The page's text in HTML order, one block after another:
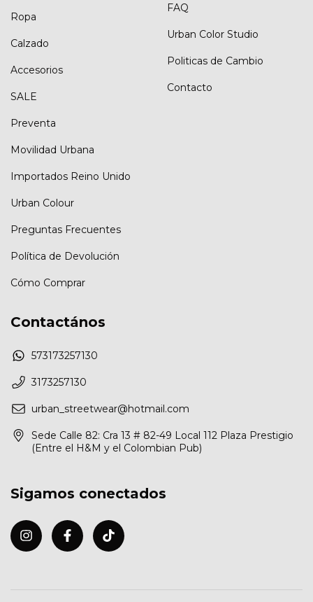
Ropa
Calzado
Accesorios
SALE
Preventa
Movilidad Urbana
Importados Reino Unido
Urban Colour
Preguntas Frecuentes
Política de Devolución
Cómo Comprar
FAQ
Urban Color Studio
Politicas de Cambio
Contacto
Contactános
573173257130
3173257130
urban_streetwear@hotmail.com
Sede Calle 82: Cra 13 # 82-49 Local 112 Plaza Prestigio
(Entre el H&M y el Colombian Pub)
Sigamos conectados